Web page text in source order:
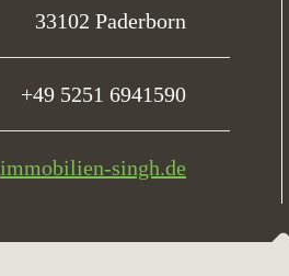
33102 Paderborn
+49 5251 6941590
immobilien-singh.de